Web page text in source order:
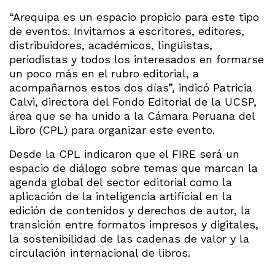
“Arequipa es un espacio propicio para este tipo
de eventos. Invitamos a escritores, editores,
distribuidores, académicos, lingüistas,
periodistas y todos los interesados en formarse
un poco más en el rubro editorial, a
acompañarnos estos dos días”, indicó Patricia
Calvi, directora del Fondo Editorial de la UCSP,
área que se ha unido a la Cámara Peruana del
Libro (CPL) para organizar este evento.
Desde la CPL indicaron que el FIRE será un
espacio de diálogo sobre temas que marcan la
agenda global del sector editorial como la
aplicación de la inteligencia artificial en la
edición de contenidos y derechos de autor, la
transición entre formatos impresos y digitales,
la sostenibilidad de las cadenas de valor y la
circulación internacional de libros.